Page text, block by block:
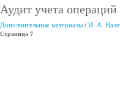
Аудит учета
Дополнительные материалы / И. А.
Страница 7